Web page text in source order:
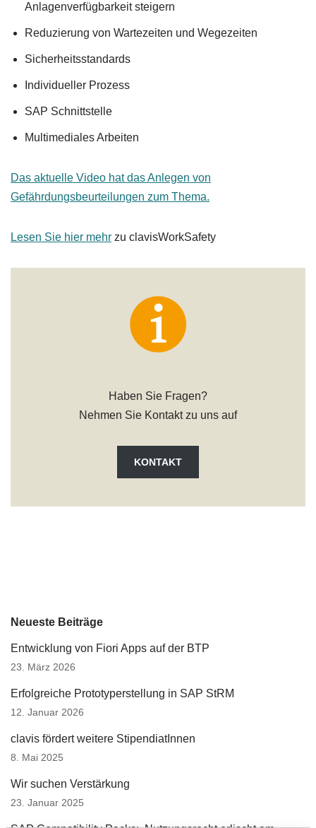
Anlagenverfügbarkeit steigern
Reduzierung von Wartezeiten und Wegezeiten
Sicherheitsstandards
Individueller Prozess
SAP Schnittstelle
Multimediales Arbeiten
Das aktuelle Video hat das Anlegen von
Gefährdungsbeurteilungen zum Thema.
Lesen Sie hier mehr zu clavisWorkSafety
Haben Sie Fragen?
Nehmen Sie Kontakt zu uns auf
KONTAKT
Neueste Beiträge
Entwicklung von Fiori Apps auf der BTP
23. März 2026
Erfolgreiche Prototyperstellung in SAP StRM
12. Januar 2026
clavis fördert weitere StipendiatInnen
8. Mai 2025
Wir suchen Verstärkung
23. Januar 2025